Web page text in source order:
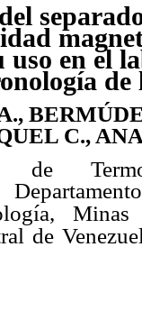
uso en el
C.,
de
Minas
de